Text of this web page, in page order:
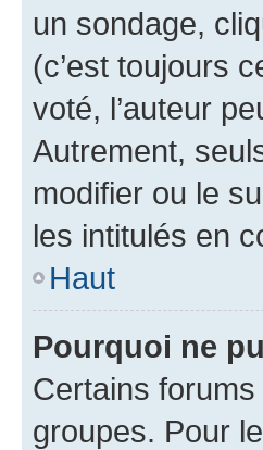
un sondage,
(c’est toujours
voté, l’auteur
Autrement,
modifier ou le
les intitulés en
Haut
Pourquoi ne
Certains
groupes. Pour